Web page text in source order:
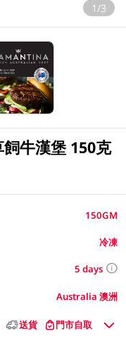
1/3
牛漢堡 150克
150GM
冷凍
5 days
Australia 澳洲
送貨 門市自取